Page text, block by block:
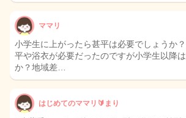
ママリ
小学生に上がったら甚平は必要でしょうか
平や浴衣が必要だったのですが小学生以降
か？地域差…
はじめてのママリ🔰まり